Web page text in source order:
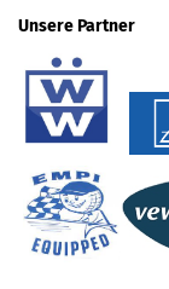
Unsere Partner